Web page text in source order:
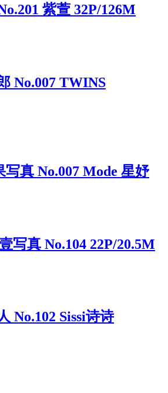
紫萱 32P/126M
No.007 TWINS
真 No.007 Mode 星妤
写真 No.104 22P/20.5M
No.102 Sissi诗诗